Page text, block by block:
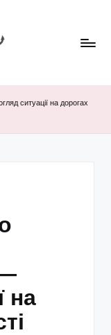
ситуації на дорогах
на